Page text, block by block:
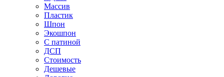
Массив
Пластик
Шпон
Экошпон
С патиной
ДСП
Стоимость
Дешевые